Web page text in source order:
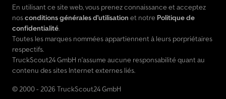
En utilisant ce site web, vous prenez connaissance et acceptez
nosconditions générales d'utilisation et notre Politique de
confidentialité.
Toutes les marques nommées appartiennent à leurs porpriétaires
respectifs.
TruckScout24 GmbH n'assume aucune responsabilité quant au
contenu des sites Internet externes liés.
© 2000 - 2026 TruckScout24 GmbH